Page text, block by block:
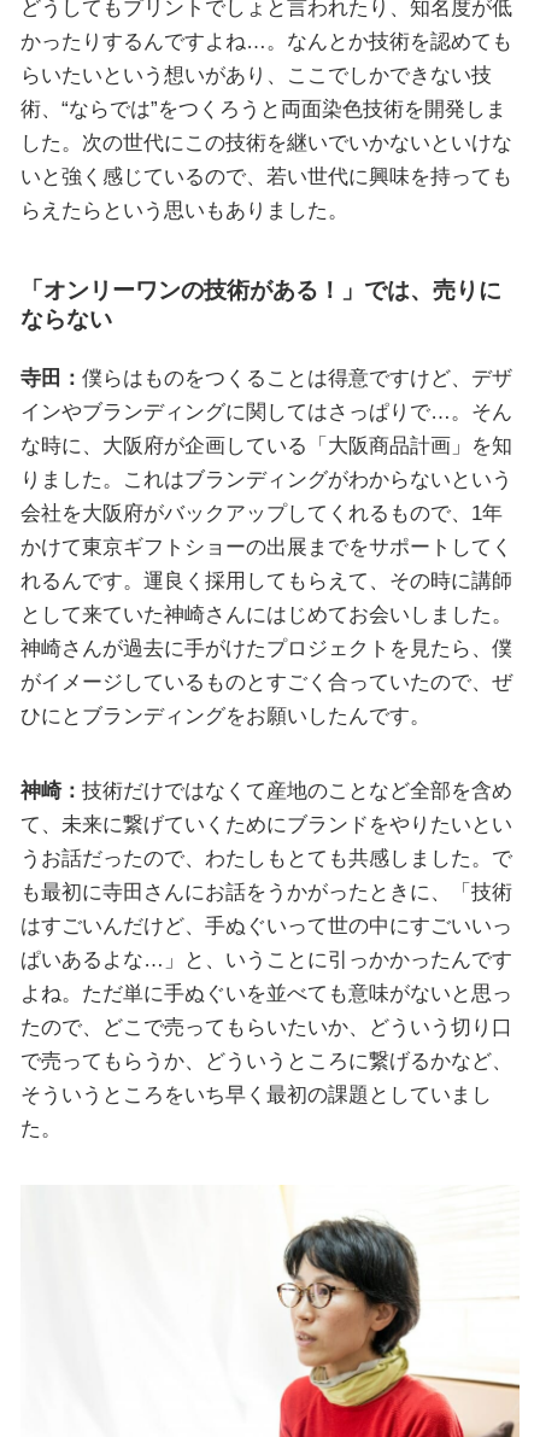
どうしてもプリントでしょと言われたり、知名度が低
かったりするんですよね…。なんとか技術を認めても
らいたいという想いがあり、ここでしかできない技
術、“ならでは”をつくろうと両面染色技術を開発しま
した。次の世代にこの技術を継いでいかないといけな
いと強く感じているので、若い世代に興味を持っても
らえたらという思いもありました。
「オンリーワンの技術がある！」では、売りに
ならない
寺田： 僕らはものをつくることは得意ですけど、デザ
インやブランディングに関してはさっぱりで…。そん
な時に、大阪府が企画している「大阪商品計画」を知
りました。これはブランディングがわからないという
会社を大阪府がバックアップしてくれるもので、1年
かけて東京ギフトショーの出展までをサポートしてく
れるんです。運良く採用してもらえて、その時に講師
として来ていた神崎さんにはじめてお会いしました。
神崎さんが過去に手がけたプロジェクトを見たら、僕
がイメージしているものとすごく合っていたので、ぜ
ひにとブランディングをお願いしたんです。
神崎： 技術だけではなくて産地のことなど全部を含め
て、未来に繋げていくためにブランドをやりたいとい
うお話だったので、わたしもとても共感しました。で
も最初に寺田さんにお話をうかがったときに、「技術
はすごいんだけど、手ぬぐいって世の中にすごいいっ
ぱいあるよな…」と、いうことに引っかかったんです
よね。ただ単に手ぬぐいを並べても意味がないと思っ
たので、どこで売ってもらいたいか、どういう切り口
で売ってもらうか、どういうところに繋げるかなど、
そういうところをいち早く最初の課題としていまし
た。